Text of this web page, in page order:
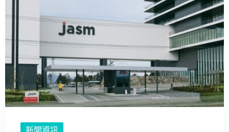
新聞資訊